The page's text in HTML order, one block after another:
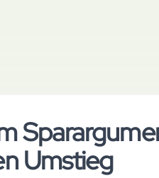
Umstieg